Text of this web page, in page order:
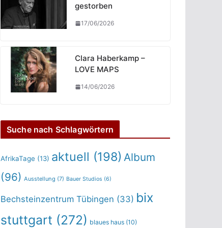
gestorben
17/06/2026
Clara Haberkamp –
LOVE MAPS
14/06/2026
Suche nach Schlagwörtern
AfrikaTage (13) aktuell (198) Album
(96) Ausstellung (7) Bauer Studios (6)
Bechsteinzentrum Tübingen (33) bix
stuttgart (272) blaues haus (10)